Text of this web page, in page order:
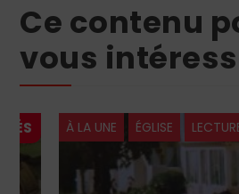
Ce contenu
vous
À LA UNE ÉGLISE LECTURES